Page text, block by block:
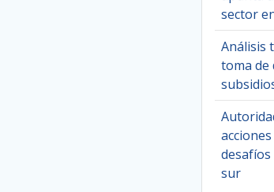
sector
Análisis
toma de
sur